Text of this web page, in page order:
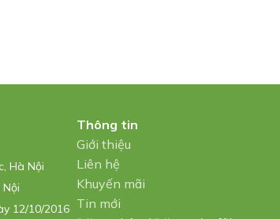
Hà Nội
12/10/2016
Thông tin
Giới thiệu
Liên hệ
Khuyến mãi
Tin mới